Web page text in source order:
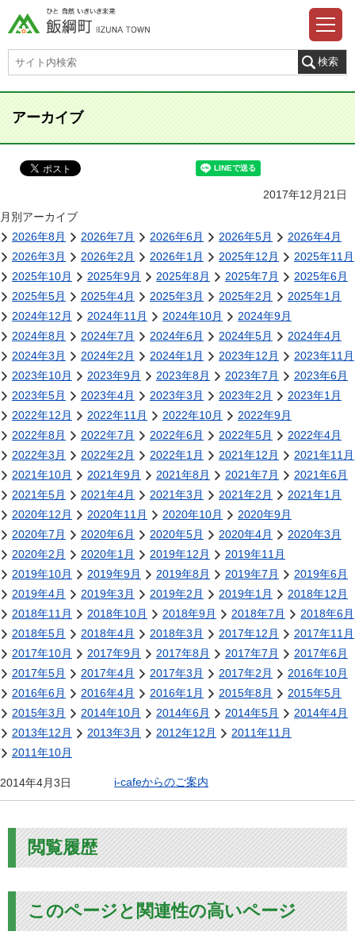
アーカイブ
2017年12月21日
月別アーカイブ
2026年8月
2026年7月 2026年6月 2026年5月
2026年4月
2026年3月
2026年2月 2026年1月 2025年12月
2025年11月
2025年10月
2025年9月 2025年8月 2025年7月
2025年6月
2025年5月
2025年4月 2025年3月 2025年2月
2025年1月
2024年12月
2024年11月 2024年10月
2024年9月
2024年8月
2024年7月 2024年6月 2024年5月
2024年4月
2024年3月
2024年2月 2024年1月 2023年12月
2023年11月
2023年10月
2023年9月 2023年8月 2023年7月
2023年6月
2023年5月
2023年4月 2023年3月 2023年2月
2023年1月
2022年12月
2022年11月 2022年10月
2022年9月
2022年8月
2022年7月 2022年6月 2022年5月
2022年4月
2022年3月
2022年2月 2022年1月 2021年12月
2021年11月
2021年10月
2021年9月 2021年8月 2021年7月
2021年6月
2021年5月
2021年4月 2021年3月 2021年2月
2021年1月
2020年12月
2020年11月 2020年10月
2020年9月
2020年7月
2020年6月 2020年5月 2020年4月
2020年3月
2020年2月
2020年1月 2019年12月
2019年11月
2019年10月
2019年9月 2019年8月 2019年7月
2019年6月
2019年4月
2019年3月 2019年2月 2019年1月
2018年12月
2018年11月
2018年10月 2018年9月 2018年7月
2018年6月
2018年5月
2018年4月 2018年3月 2017年12月
2017年11月
2017年10月
2017年9月 2017年8月 2017年7月
2017年6月
2017年5月
2017年4月 2017年3月 2017年2月
2016年10月
2016年6月
2016年4月 2016年1月 2015年8月
2015年5月
2015年3月
2014年10月 2014年6月 2014年5月
2014年4月
2013年12月
2013年3月 2012年12月
2011年11月
2011年10月
2014年4月3日 i-cafeからのご案内
閲覧履歴
このページと関連性の高いページ